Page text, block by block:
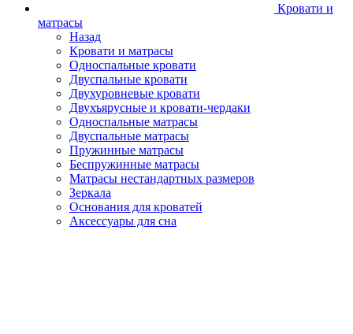
Кровати и
матрасы
Назад
Кровати и матрасы
Односпальные кровати
Двуспальные кровати
Двухуровневые кровати
Двухъярусные и кровати-чердаки
Односпальные матрасы
Двуспальные матрасы
Пружинные матрасы
Беспружинные матрасы
Матрасы нестандартных размеров
Зеркала
Основания для кроватей
Аксессуары для сна